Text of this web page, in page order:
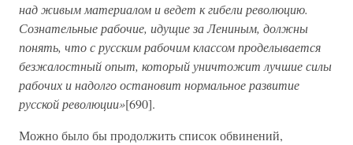
над живым материалом и ведет к гибели революцию.
Сознательные рабочие, идущие за Лениным, должны
понять, что с русским рабочим классом проделывается
безжалостный опыт, который уничтожит лучшие силы
рабочих и надолго остановит нормальное развитие
русской революции»[690].
Можно было бы продолжить список обвинений,